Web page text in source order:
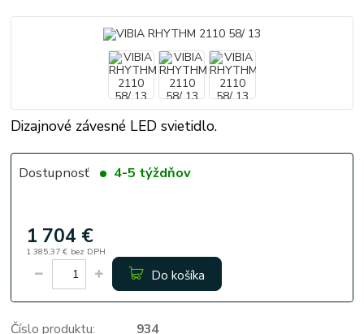
Dizajnové závesné LED svietidlo.
Dostupnosť 4-5 týždňov
1 704 €
1 385,37 € bez DPH
Do košíka
Číslo produktu:
934